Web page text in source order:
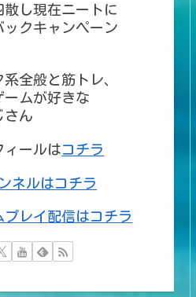
散し現在ニートに
ックキャンペーン
全般と筋トレ、
ームが好きな
さん
ィールはコチラ
ネルはコチラ
レイ配信はコチラ